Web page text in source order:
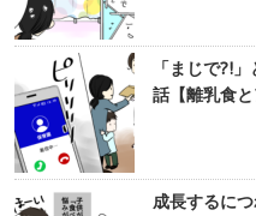
「まじで?!
話【離乳食
成長するに